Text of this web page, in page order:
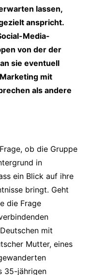
lassen,
anspricht.
Media-
von der der
sie eventuell
mit
als andere
ob die Gruppe
in
ein Blick auf ihre
bringt. Geht
die Frage
mit
Mutter, eines
35-jährigen